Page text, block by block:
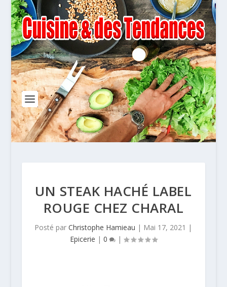
UN STEAK HACHÉ LABEL
ROUGE CHEZ CHARAL
Posté parChristophe Hamieau | Mai 17, 2021 |
Epicerie | 0 |